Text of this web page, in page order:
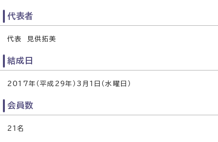
代表者
代表 見供拓美
結成日
2017年（平成29年）3月1日（水曜日）
会員数
21名